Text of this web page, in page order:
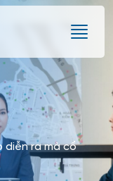
diễn ra mà cổ